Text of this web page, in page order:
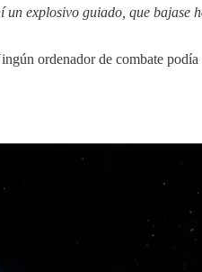
explosivo guiado, que
ordenador de combate